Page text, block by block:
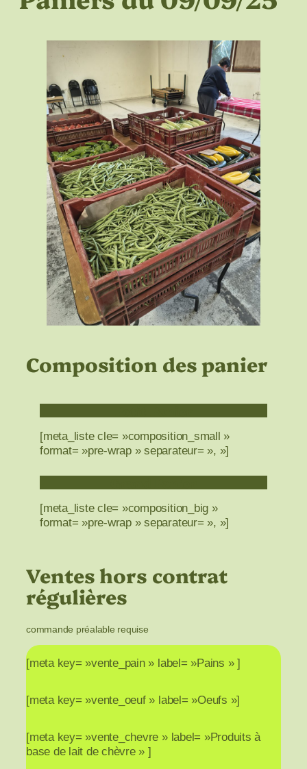
Composition des panier
[meta_liste cle= »composition_small »
format= »pre-wrap » separateur= », »]
[meta_liste cle= »composition_big »
format= »pre-wrap » separateur= », »]
Ventes hors contrat
régulières
commande préalable requise
[meta key= »vente_pain » label= »Pains » ]
[meta key= »vente_oeuf » label= »Oeufs »]
[meta key= »vente_chevre » label= »Produits à
base de lait de chèvre » ]